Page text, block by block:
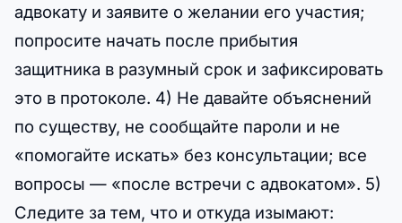
адвокату и заявите о желании его участия;
попросите начать после прибытия
защитника в разумный срок и зафиксировать
это в протоколе. 4) Не давайте объяснений
по существу, не сообщайте пароли и не
«помогайте искать» без консультации; все
вопросы — «после встречи с адвокатом». 5)
Следите за тем, что и откуда изымают: